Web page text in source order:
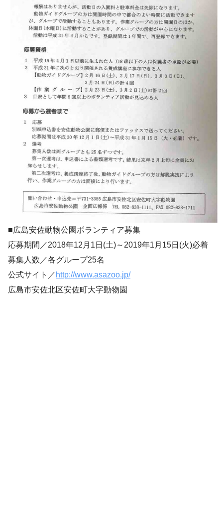
■広島安佐動物公園ボランティア募集
応募期間／2018年12月1日(土)～2019年1月15日(火)必着
募集人数／各グループ25名
公式サイト／ http://www.asazoo.jp/
広島市安佐北区安佐町大字動物園